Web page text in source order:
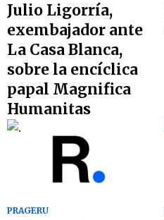
Julio Ligorría,
exembajador ante
La Casa Blanca,
sobre la encíclica
papal Magnifica
Humanitas
PRAGERU